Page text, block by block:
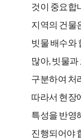
것이 중요합
지역의 건물
빗물 배수와
많아, 빗물
구분하여 처
따라서 현장
특성을 반영
진행되어야